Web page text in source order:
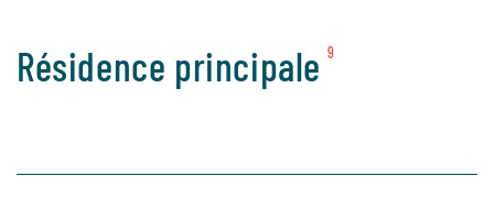
Résidence principale 9